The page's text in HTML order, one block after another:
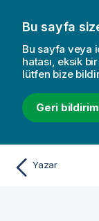
Bu sayfa
Bu sayfa veya
hatası, eksik
lütfen bize
Geri
Yazar